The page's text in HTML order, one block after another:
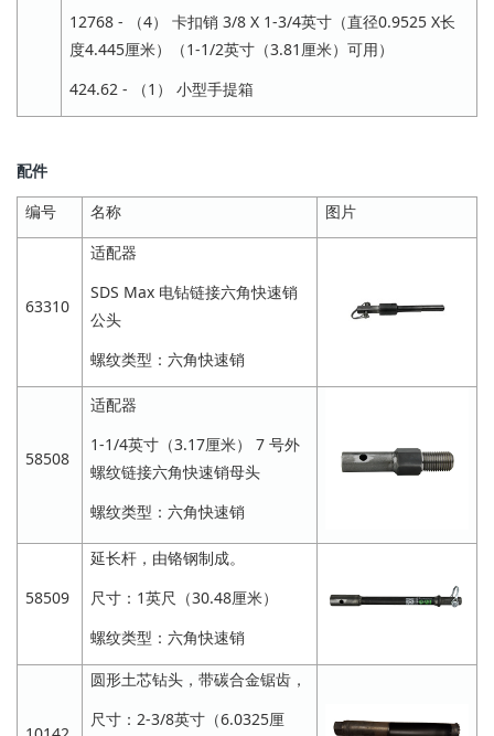
12768 - （4） 卡扣销 3/8 X 1-3/4英寸（直径0.9525 X长
度4.445厘米）（1-1/2英寸（3.81厘米）可用）
424.62 - （1） 小型手提箱
配件
编号
名称 图片
63310
适配器
SDS Max 电钻链接六角快速销
公头
螺纹类型：六角快速销
58508
适配器
1-1/4英寸（3.17厘米） 7 号外
螺纹链接六角快速销母头
螺纹类型：六角快速销
58509
延长杆，由铬钢制成。
尺寸：1英尺（30.48厘米）
螺纹类型：六角快速销
圆形土芯钻头，带碳合金锯齿，
尺寸：2-3/8英寸（6.0325厘